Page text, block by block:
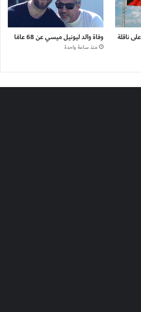
ناقلة
وفاة والد ليونيل ميسي عن 68 عامًا
منذ ساعة واحدة